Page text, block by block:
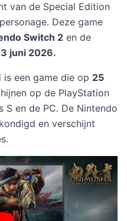
van de Special Edition
Deze game
Switch 2 en de
juni 2026.
is een game die op 25
op de PlayStation
S en de PC. De Nintendo
en verschijnt